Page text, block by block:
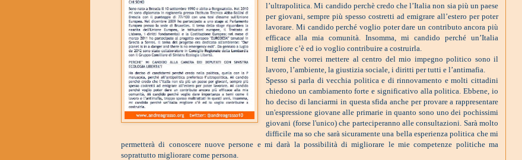
l’ultrapolitica. Mi candido perchè credo che l’Italia non sia più un paese
per giovani, sempre più spesso costretti ad emigrare all’estero per poter
lavorare. Mi candido perché voglio poter dare un contributo ancora più
efficace alla mia comunità. Insomma, mi candido perché un’Italia
migliore c’è ed io voglio contribuire a costruirla.
I temi che vorrei mettere al centro del mio impegno politico sono il
lavoro, l’ambiente, la giustizia sociale, i diritti per tutti e l’antimafia.
Spesso si parla di vecchia politica e di rinnovamento e molti cittadini
chiedono un cambiamento forte e significativo alla politica. Ebbene, io
ho deciso di lanciarmi in questa sfida anche per provare a rappresentare
un'espressione giovane alle primarie in quanto sono uno dei pochissimi
giovani (forse l'unico) che parteciperanno alle consultazioni. Sarà molto
difficile ma so che sarà sicuramente una bella esperienza politica che mi
permetterà di conoscere nuove persone e mi darà la possibilità di migliorare le mie competenze politiche ma
soprattutto migliorare come persona.